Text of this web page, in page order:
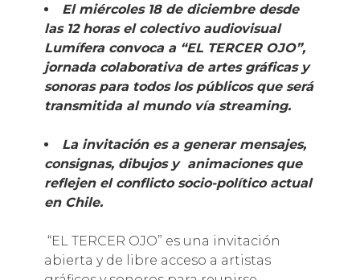
El miércoles 18 de diciembre desde
las 12 horas el colectivo audiovisual
Lumífera convoca a “EL TERCER OJO”,
jornada colaborativa de artes gráficas y
sonoras para todos los públicos que será
transmitida al mundo vía streaming.
La invitación es a generar mensajes,
consignas, dibujos y animaciones que
reflejen el conflicto socio-político actual
en Chile.
“EL TERCER OJO” es una invitación
abierta y de libre acceso a artistas